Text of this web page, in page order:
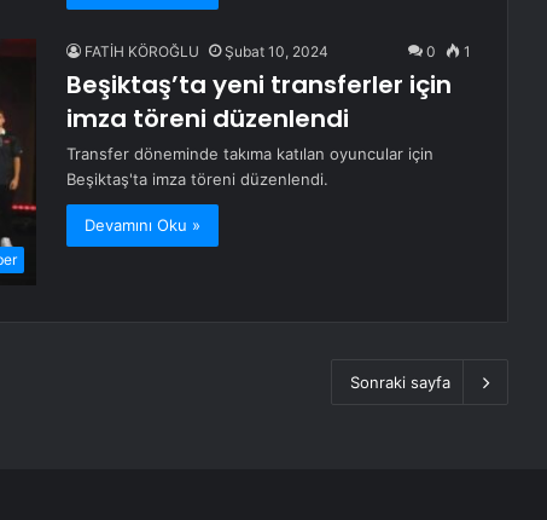
FATİH KÖROĞLU Şubat 10, 2024 0 1
Beşiktaş’ta yeni transferler için
imza töreni düzenlendi
Transfer döneminde takıma katılan oyuncular için
Beşiktaş'ta imza töreni düzenlendi.
Devamını Oku »
Sonraki sayfa